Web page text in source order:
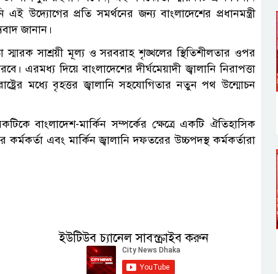
উদ্যোগের প্রতি সমর্থনের জন্য বাংলাদেশের প্রধানমন্ত্রী
জানান।
সাশ্রয়ী মূল্য ও সরবরাহ শৃঙ্খলের স্থিতিশীলতার ওপর
এরমধ্য দিয়ে বাংলাদেশের দীর্ঘমেয়াদী জ্বালানি নিরাপত্তা
মধ্যে বৃহত্তর জ্বালানি সহযোগিতার নতুন পথ উন্মোচন
বাংলাদেশ-মার্কিন সম্পর্কের ক্ষেত্রে একটি ঐতিহাসিক
এবং মার্কিন জ্বালানি দফতরের উচ্চপদস্থ কর্মকর্তারা
ইউটিউব চ্যানেল সাবস্ক্রাইব করুন